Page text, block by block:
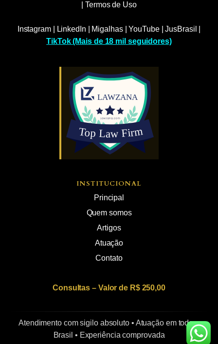
|Termos de Uso
Instagram| LinkedIn Migalhas|YouTube|JusBrasil
TikTok (Mais de 18 mil seguidores)
INSTITUCIONAL
Principal
Quem somos
Artigos
Atuação
Contato
Consultas – Valor de R$ 250,00
Atendimento com sigilo absoluto • Atuação em todo o
Brasil • Experiência comprovada